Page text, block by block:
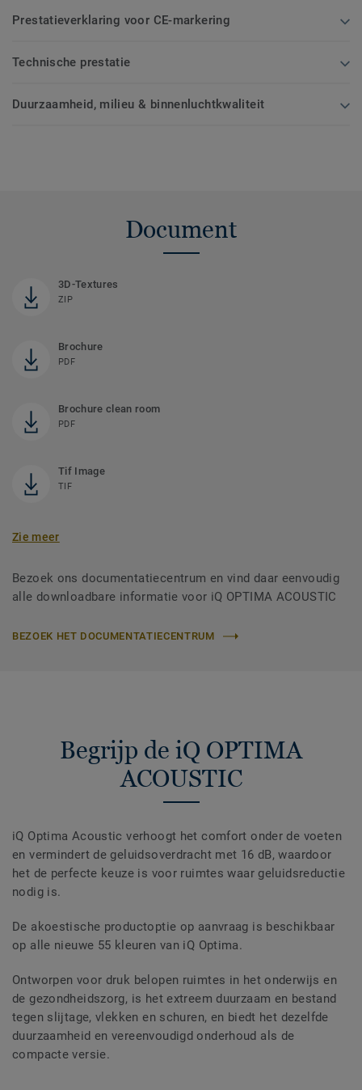
Prestatieverklaring voor CE-markering
Technische prestatie
Duurzaamheid, milieu & binnenluchtkwaliteit
Document
3D-Textures
ZIP
Brochure
PDF
Brochure clean room
PDF
Tif Image
TIF
Zie meer
Bezoek ons documentatiecentrum en vind daar eenvoudig
alle downloadbare informatie voor iQ OPTIMA ACOUSTIC
BEZOEK HET DOCUMENTATIECENTRUM
Begrijp de iQ OPTIMA
ACOUSTIC
iQ Optima Acoustic verhoogt het comfort onder de voeten
en vermindert de geluidsoverdracht met 16 dB, waardoor
het de perfecte keuze is voor ruimtes waar geluidsreductie
nodig is.
De akoestische productoptie op aanvraag is beschikbaar
op alle nieuwe 55 kleuren van iQ Optima.
Ontworpen voor druk belopen ruimtes in het onderwijs en
de gezondheidszorg, is het extreem duurzaam en bestand
tegen slijtage, vlekken en schuren, en biedt het dezelfde
duurzaamheid en vereenvoudigd onderhoud als de
compacte versie.